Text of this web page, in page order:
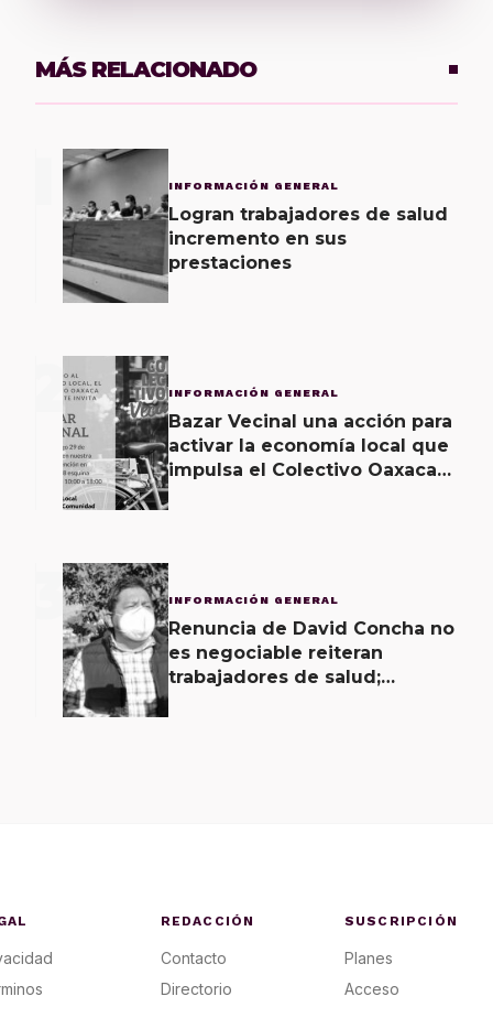
MÁS RELACIONADO
INFORMACIÓN GENERAL
Logran trabajadores de salud
incremento en sus
prestaciones
2 INFORMACIÓN GENERAL
Bazar Vecinal una acción para
activar la economía local que
impulsa el Colectivo Oaxaca
3 INFORMACIÓN GENERAL
Renuncia de David Concha no
es negociable reiteran
trabajadores de salud;
REDACCIÓN
Contacto
Directorio
SUSCRIPCIÓN
Planes
Acceso